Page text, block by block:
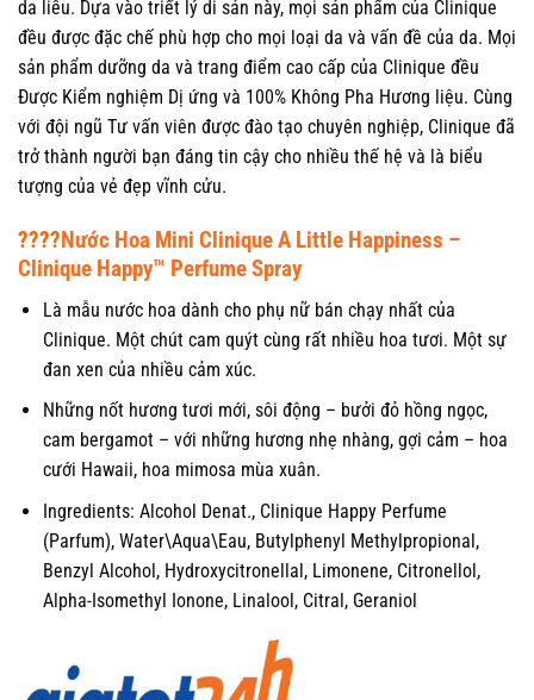
da liễu. Dựa vào triết lý di sản này, mọi sản phẩm của Clinique
đều được đặc chế phù hợp cho mọi loại da và vấn đề của da. Mọi
sản phẩm dưỡng da và trang điểm cao cấp của Clinique đều
Được Kiểm nghiệm Dị ứng và 100% Không Pha Hương liệu. Cùng
với đội ngũ Tư vấn viên được đào tạo chuyên nghiệp, Clinique đã
trở thành người bạn đáng tin cậy cho nhiều thế hệ và là biểu
tượng của vẻ đẹp vĩnh cửu.
????Nước Hoa Mini Clinique A Little Happiness –
Clinique Happy™ Perfume Spray
Là mẫu nước hoa dành cho phụ nữ bán chạy nhất của
Clinique. Một chút cam quýt cùng rất nhiều hoa tươi. Một sự
đan xen của nhiều cảm xúc.
Những nốt hương tươi mới, sôi động – bưởi đỏ hồng ngọc,
cam bergamot – với những hương nhẹ nhàng, gợi cảm – hoa
cưới Hawaii, hoa mimosa mùa xuân.
Ingredients: Alcohol Denat., Clinique Happy Perfume
(Parfum), Water\Aqua\Eau, Butylphenyl Methylpropional,
Benzyl Alcohol, Hydroxycitronellal, Limonene, Citronellol,
Alpha-Isomethyl Ionone, Linalool, Citral, Geraniol